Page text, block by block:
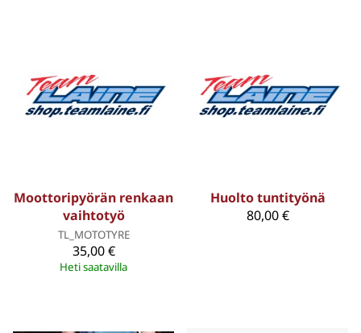
Moottoripyörän renkaan
vaihtotyö
TL_MOTOTYRE
35,00 €
Heti saatavilla
Huolto tuntityönä
80,00 €